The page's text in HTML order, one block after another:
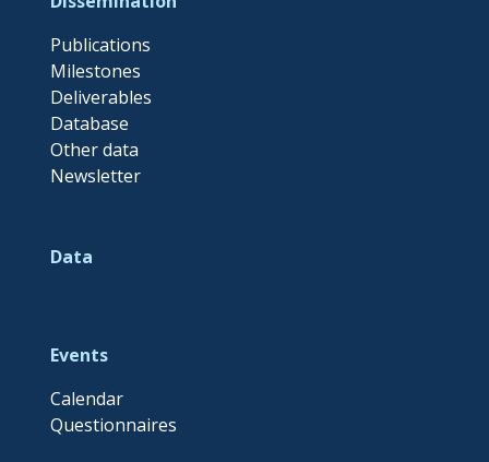
Publications
Milestones
Deliverables
Database
Other data
Newsletter
Data
Events
Calendar
Questionnaires